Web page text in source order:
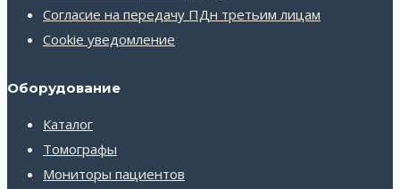
Согласие на передачу ПДн третьим лицам
Cookie уведомление
Оборудование
Каталог
Томографы
Мониторы пациентов